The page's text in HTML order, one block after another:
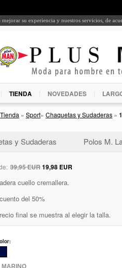
su experiencia y nuestros servicios, de
TIENDA NOVEDADES
Tienda » Sport» Chaquetas y Sudaderas »
y Sudaderas Polos M.
39,95 EUR19,98 EUR
cuello cremallera.
del 50%
final se muestra al elegir la talla.